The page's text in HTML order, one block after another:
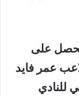
على
للاعب عمر فايد
للنادي